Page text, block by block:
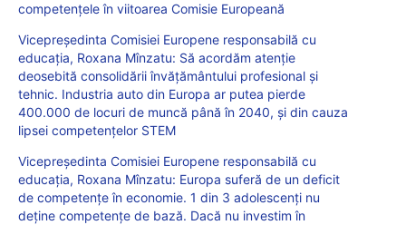
competențele în viitoarea Comisie Europeană
Vicepreședinta Comisiei Europene responsabilă cu
educația, Roxana Mînzatu: Să acordăm atenție
deosebită consolidării învățământului profesional și
tehnic. Industria auto din Europa ar putea pierde
400.000 de locuri de muncă până în 2040, și din cauza
lipsei competențelor STEM
Vicepreședinta Comisiei Europene responsabilă cu
educația, Roxana Mînzatu: Europa suferă de un deficit
de competențe în economie. 1 din 3 adolescenți nu
deține competențe de bază. Dacă nu investim în